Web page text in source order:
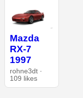
Mazda
RX-7
1997
rohne3dt ·
109 likes